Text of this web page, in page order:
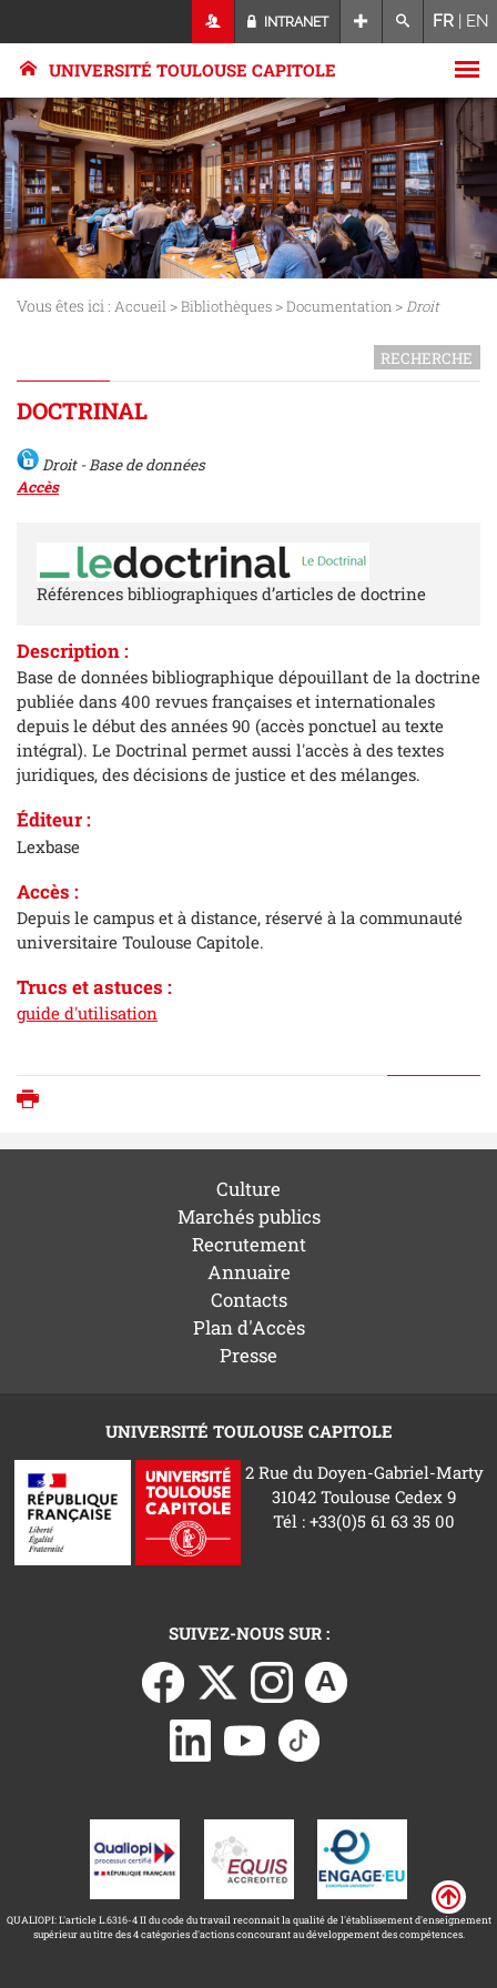
INTRANET FR | EN
UNIVERSITÉ TOULOUSE CAPITOLE
Vous êtes ici : Accueil >Bibliothèques >Documentation >Droit
RECHERCHE
DOCTRINAL
Droit - Base de données
Accès
Références bibliographiques d’articles de doctrine
Description:
Base de données bibliographique dépouillant de la doctrine
publiée dans 400 revues françaises et internationales
depuis le début des années 90 (accès ponctuel au texte
intégral). Le Doctrinal permet aussi l'accès à des textes
juridiques, des décisions de justice et des mélanges.
Éditeur :
Lexbase
Accès :
Depuis le campus et à distance, réservé à la communauté
universitaire Toulouse Capitole.
Trucs et astuces :
guide d'utilisation
Culture
Marchés publics
Recrutement
Annuaire
Contacts
Plan d'Accès
Presse
UNIVERSITÉ TOULOUSE CAPITOLE
2 Rue du Doyen-Gabriel-Marty
31042 Toulouse Cedex 9
Tél : +33(0)5 61 63 35 00
SUIVEZ-NOUS SUR :
QUALIOPI: L'article L.6316-4 II du code du travail reconnait la qualité de l'établissement d'enseignement
supérieur au titre des 4 catégories d'actions concourant au développement des compétences.